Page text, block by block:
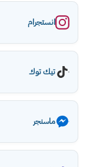
انستجرام
تيك توك
ماسنجر